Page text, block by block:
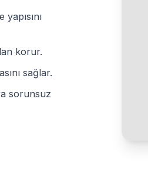
korur.
sağlar.
sorunsuz